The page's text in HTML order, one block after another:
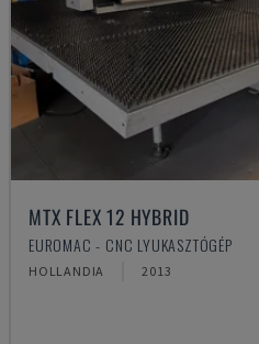
MTX FLEX 12 HYBRID
EUROMAC - CNC LYUKASZTÓGÉP
HOLLANDIA 2013